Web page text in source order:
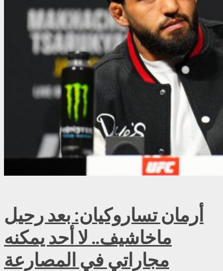
أرمان تساروكيان: بعد رحيل
ماخاشيف.. لا أحد يمكنه
مجاراتي في المصارعة